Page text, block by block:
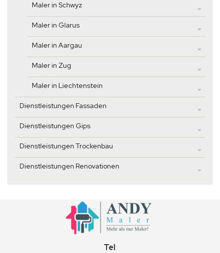
Maler in Schwyz
Maler in Glarus
Maler in Aargau
Maler in Zug
Maler in Liechtenstein
Dienstleistungen Fassaden
Dienstleistungen Gips
Dienstleistungen Trockenbau
Dienstleistungen Renovationen
Tel: